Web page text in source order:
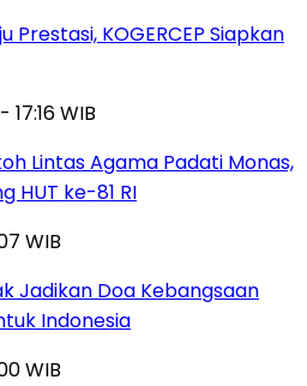
Prestasi, KOGERCEP Siapkan
WIB
Lintas Agama Padati Monas,
HUT ke-81 RI
WIB
Jadikan Doa Kebangsaan
Indonesia
WIB